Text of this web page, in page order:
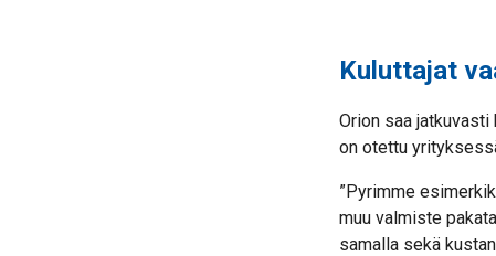
Kuluttajat
Orion saa
on otettu
”Pyrimme
muu valmiste
samalla sekä